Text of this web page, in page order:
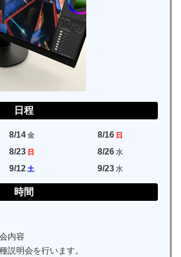
日程
8/14金 8/16 日
8/23 日 8/26水
9/12 土 9/23水
時間
内容
説明会を行います。